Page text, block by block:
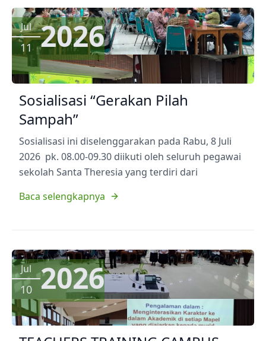
Jul
11 2026
Sosialisasi “Gerakan Pilah
Sampah”
Sosialisasi ini diselenggarakan pada Rabu, 8 Juli
2026 pk. 08.00-09.30 diikuti oleh seluruh pegawai
sekolah Santa Theresia yang terdiri dari
Baca selengkapnya
Jul
10 2026